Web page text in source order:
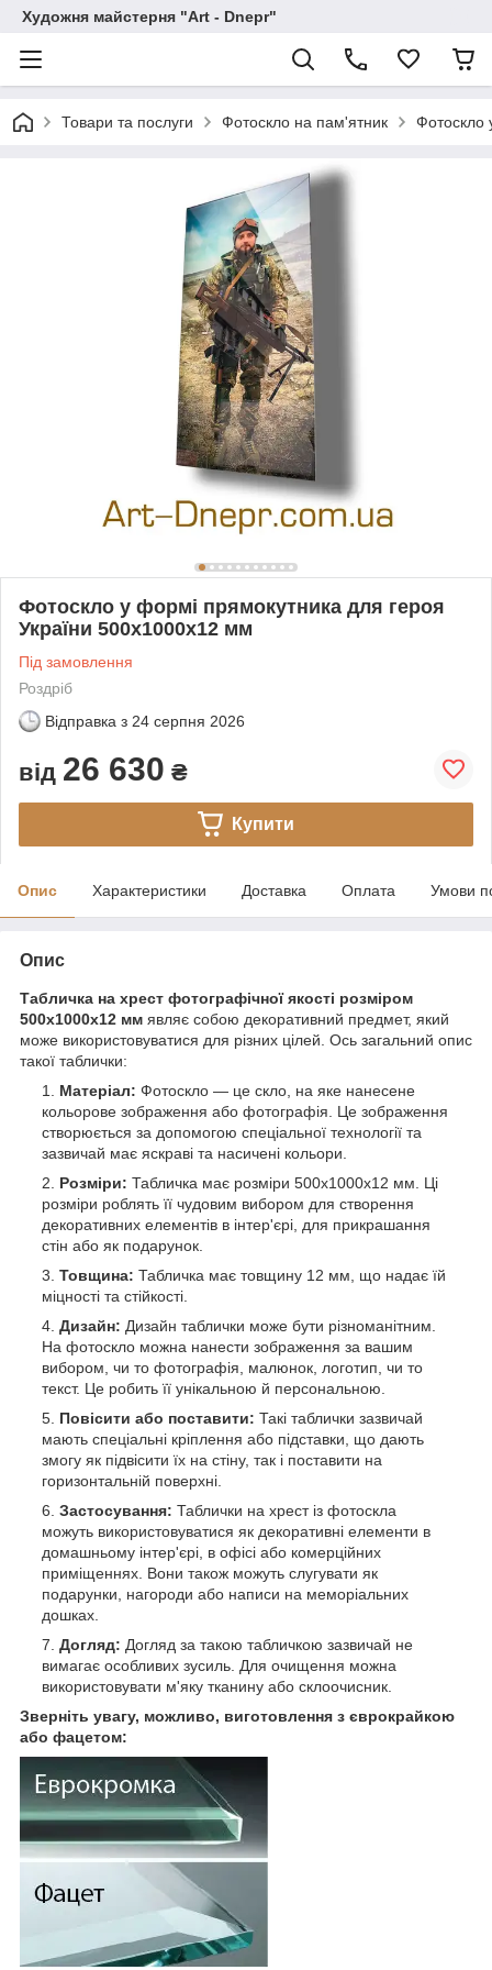
Художня майстерня "Art - Dnepr"
Товари та послуги Фотоскло на пам'ятник Фотоскло
Фотоскло у формі прямокутника для героя
України 500х1000х12 мм
Під замовлення
Роздріб
Відправка з 24 серпня 2026
від 26 630 ₴
Купити
Опис Характеристики Доставка Оплата Умови
Опис
Табличка на хрест фотографічної якості розміром
500х1000x12 мм являє собою декоративний предмет, який
може використовуватися для різних цілей. Ось загальний опис
такої таблички:
Матеріал: Фотоскло — це скло, на яке нанесене
кольорове зображення або фотографія. Це зображення
створюється за допомогою спеціальної технології та
зазвичай має яскраві та насичені кольори.
Розміри: Табличка має розміри 500х1000х12 мм. Ці
розміри роблять її чудовим вибором для створення
декоративних елементів в інтер'єрі, для прикрашання
стін або як подарунок.
Товщина: Табличка має товщину 12 мм, що надає їй
міцності та стійкості.
Дизайн: Дизайн таблички може бути різноманітним.
На фотоскло можна нанести зображення за вашим
вибором, чи то фотографія, малюнок, логотип, чи то
текст. Це робить її унікальною й персональною.
Повісити або поставити: Такі таблички зазвичай
мають спеціальні кріплення або підставки, що дають
змогу як підвісити їх на стіну, так і поставити на
горизонтальній поверхні.
Застосування: Таблички на хрест із фотоскла
можуть використовуватися як декоративні елементи в
домашньому інтер'єрі, в офісі або комерційних
приміщеннях. Вони також можуть слугувати як
подарунки, нагороди або написи на меморіальних
дошках.
Догляд: Догляд за такою табличкою зазвичай не
вимагає особливих зусиль. Для очищення можна
використовувати м'яку тканину або склоочисник.
Зверніть увагу, можливо, виготовлення з єврокрайкою
або фацетом: